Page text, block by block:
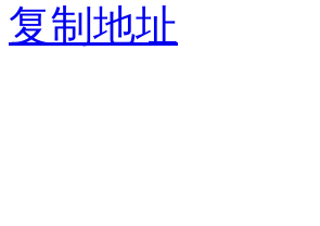
复制地址